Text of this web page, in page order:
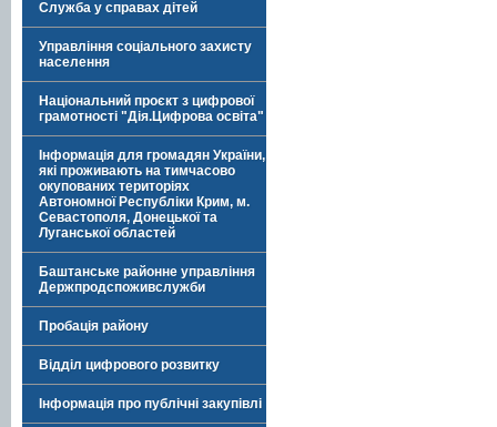
Служба у справах дітей
Управління соціального захисту
населення
Національний проєкт з цифрової
грамотності "Дія.Цифрова освіта"
Інформація для громадян України,
які проживають на тимчасово
окупованих територіях
Автономної Республіки Крим, м.
Севастополя, Донецької та
Луганської областей
Баштанське районне управління
Держпродспоживслужби
Пробація району
Відділ цифрового розвитку
Інформація про публічні закупівлі